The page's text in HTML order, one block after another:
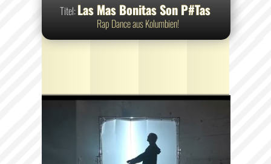
Titel:Las Mas Bonitas Son P#Tas
Rap Dance aus Kolumbien!